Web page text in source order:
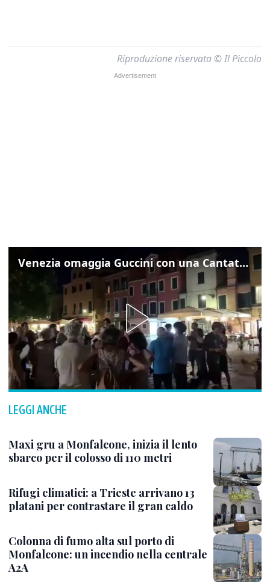
Riproduzione riservata © Il Piccolo
Venezia omaggia Guccini con una Cantata Anarchica in campo Santa Margherita
LEGGI ANCHE
Maxi gru a Monfalcone, inizia il lento
sbarco per il colosso di 110 metri
Rifugi climatici: a Trieste arrivano 13
platani per contrastare il gran caldo
Colonna di fumo alta sul porto di
Monfalcone: un incendio nella centrale
A2A